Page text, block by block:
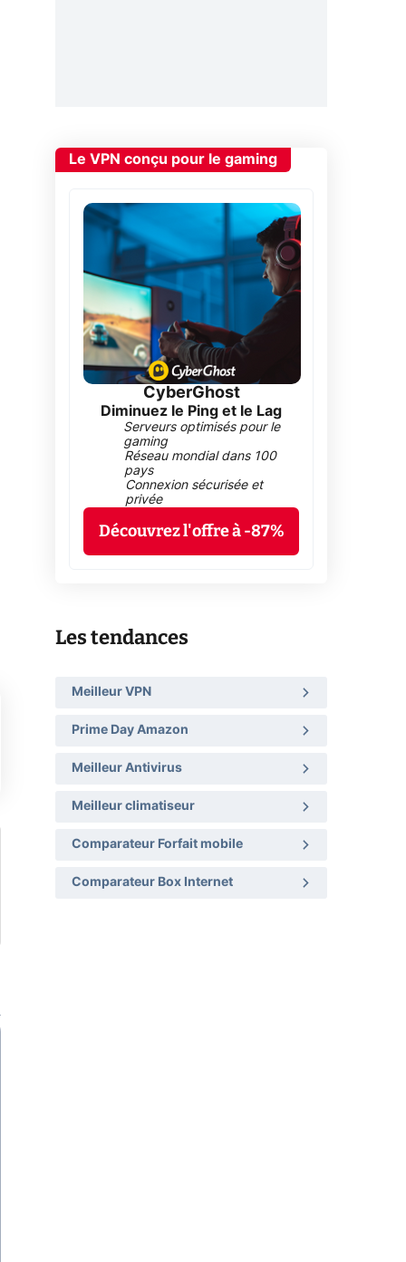
Le VPN conçu pour le gaming
CyberGhost
Diminuez le Ping et le Lag
Serveurs optimisés pour le
gaming
Réseau mondial dans 100
pays
Connexion sécurisée et
privée
Découvrez l'offre à -87%
Les tendances
Meilleur VPN
Prime Day Amazon
Meilleur Antivirus
Meilleur climatiseur
Comparateur Forfait mobile
Comparateur Box Internet